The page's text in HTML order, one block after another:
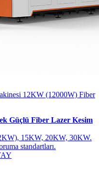
12KW (12000W) Fiber
Güçlü Fiber Lazer Kesim
15KW, 20KW, 30KW.
standartları.